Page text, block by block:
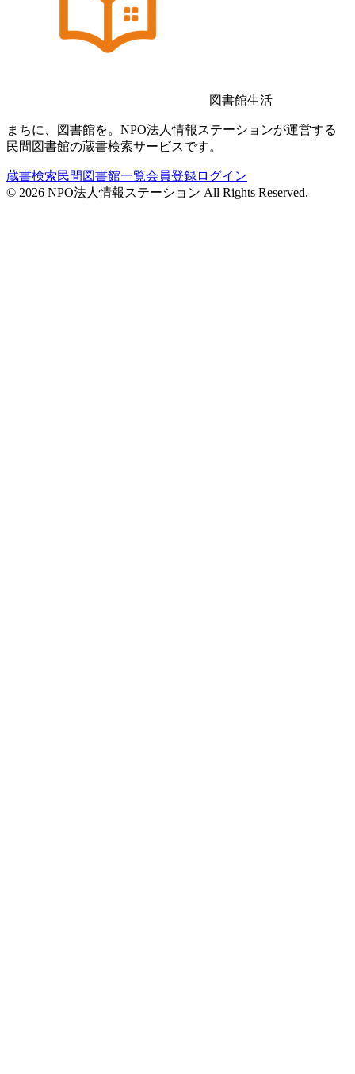
図書館生活
まちに、図書館を。NPO法人情報ステーションが運営する
民間図書館の蔵書検索サービスです。
蔵書検索民間図書館一覧会員登録ログイン
© 2026 NPO法人情報ステーション All Rights Reserved.